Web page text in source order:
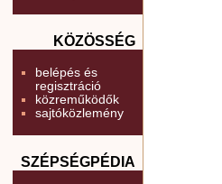
KÖZÖSSÉG
belépés és
regisztráció
közreműködők
sajtóközlemény
SZÉPSÉGPÉDIA